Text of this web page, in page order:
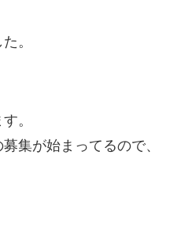
。
。
集が始まってるので、